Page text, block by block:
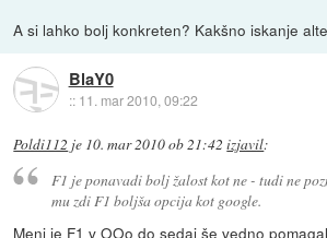
A si lahko bolj konkreten? Kakšno iskanje
BlaY0
:: 11. mar 2010, 09:22
Poldi112 je 10. mar 2010 ob 21:42 izjavil:
F1 je ponavadi bolj žalost kot ne - tudi ne
mu zdi F1 boljša opcija kot google.
Meni je F1 v OOo do sedaj še vedno